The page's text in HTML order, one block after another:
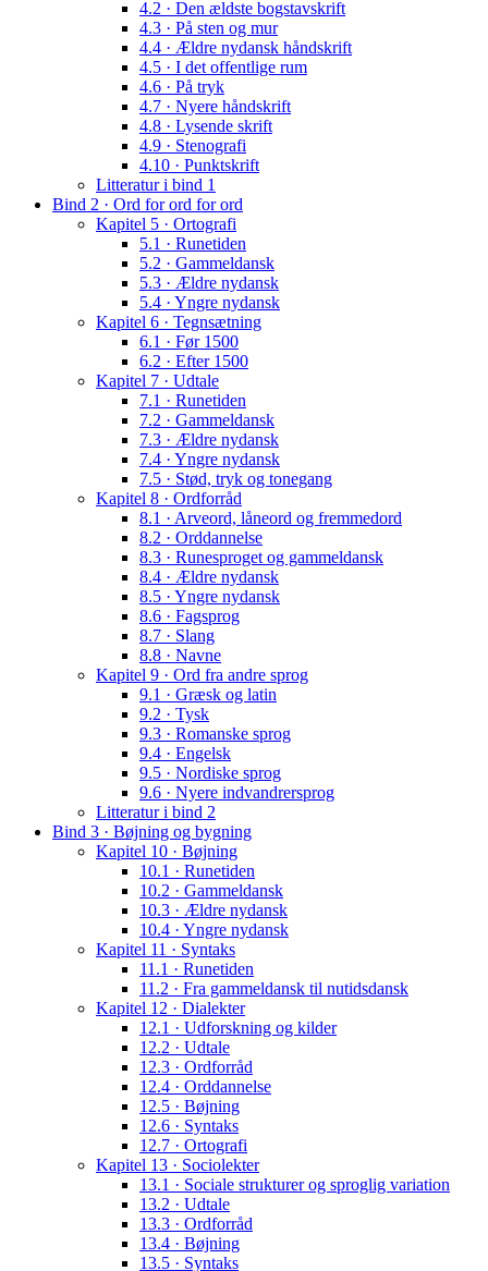
4.2 · Den ældste bogstavskrift
4.3 · På sten og mur
4.4 · Ældre nydansk håndskrift
4.5 · I det offentlige rum
4.6 · På tryk
4.7 · Nyere håndskrift
4.8 · Lysende skrift
4.9 · Stenografi
4.10 · Punktskrift
Litteratur i bind 1
Bind 2 · Ord for ord for ord
Kapitel 5 · Ortografi
5.1 · Runetiden
5.2 · Gammeldansk
5.3 · Ældre nydansk
5.4 · Yngre nydansk
Kapitel 6 · Tegnsætning
6.1 · Før 1500
6.2 · Efter 1500
Kapitel 7 · Udtale
7.1 · Runetiden
7.2 · Gammeldansk
7.3 · Ældre nydansk
7.4 · Yngre nydansk
7.5 · Stød, tryk og tonegang
Kapitel 8 · Ordforråd
8.1 · Arveord, låneord og fremmedord
8.2 · Orddannelse
8.3 · Runesproget og gammeldansk
8.4 · Ældre nydansk
8.5 · Yngre nydansk
8.6 · Fagsprog
8.7 · Slang
8.8 · Navne
Kapitel 9 · Ord fra andre sprog
9.1 · Græsk og latin
9.2 · Tysk
9.3 · Romanske sprog
9.4 · Engelsk
9.5 · Nordiske sprog
9.6 · Nyere indvandrersprog
Litteratur i bind 2
Bind 3 · Bøjning og bygning
Kapitel 10 · Bøjning
10.1 · Runetiden
10.2 · Gammeldansk
10.3 · Ældre nydansk
10.4 · Yngre nydansk
Kapitel 11 · Syntaks
11.1 · Runetiden
11.2 · Fra gammeldansk til nutidsdansk
Kapitel 12 · Dialekter
12.1 · Udforskning og kilder
12.2 · Udtale
12.3 · Ordforråd
12.4 · Orddannelse
12.5 · Bøjning
12.6 · Syntaks
12.7 · Ortografi
Kapitel 13 · Sociolekter
13.1 · Sociale strukturer og sproglig variation
13.2 · Udtale
13.3 · Ordforråd
13.4 · Bøjning
13.5 · Syntaks